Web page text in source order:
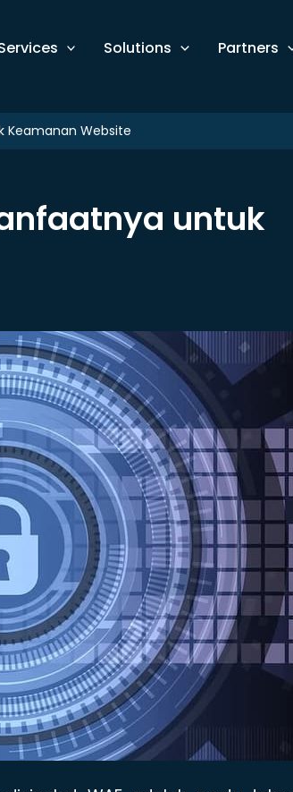
Solutions Partners
Keamanan Website
untuk